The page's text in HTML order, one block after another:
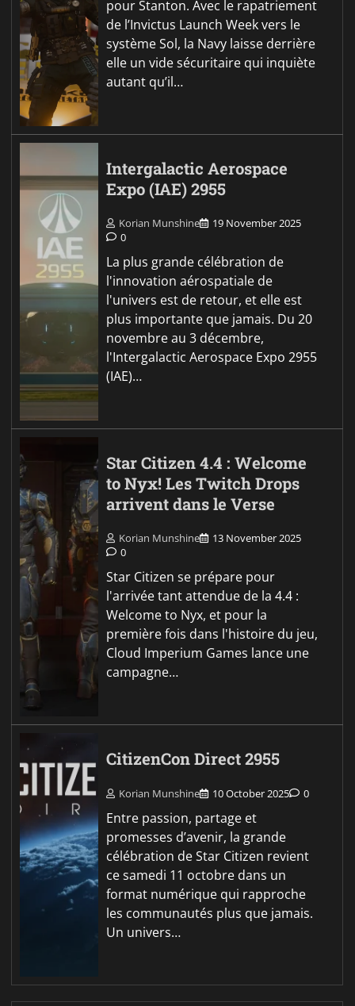
pour Stanton. Avec le rapatriement
de l’Invictus Launch Week vers le
système Sol, la Navy laisse derrière
elle un vide sécuritaire qui inquiète
autant qu’il…
Intergalactic Aerospace
Expo (IAE) 2955
Korian Munshine
19 November 2025
0
La plus grande célébration de
l'innovation aérospatiale de
l'univers est de retour, et elle est
plus importante que jamais. Du 20
novembre au 3 décembre,
l'Intergalactic Aerospace Expo 2955
(IAE)…
Star Citizen 4.4 : Welcome
to Nyx! Les Twitch Drops
arrivent dans le Verse
Korian Munshine
13 November 2025
0
Star Citizen se prépare pour
l'arrivée tant attendue de la 4.4 :
Welcome to Nyx, et pour la
première fois dans l'histoire du jeu,
Cloud Imperium Games lance une
campagne…
CitizenCon Direct 2955
Korian Munshine 10 October 2025 0
Entre passion, partage et
promesses d’avenir, la grande
célébration de Star Citizen revient
ce samedi 11 octobre dans un
format numérique qui rapproche
les communautés plus que jamais.
Un univers…